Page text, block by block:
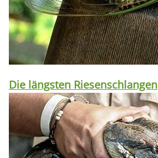
Die längsten Riesenschlangen